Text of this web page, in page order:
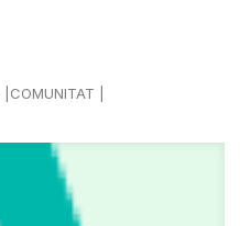
COMUNITAT